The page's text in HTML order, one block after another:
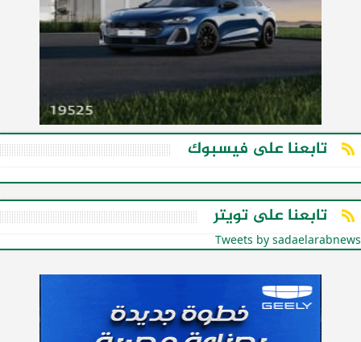
تابعنا على فيسبوك
تابعنا على تويتر
Tweets by sadaelarabnews